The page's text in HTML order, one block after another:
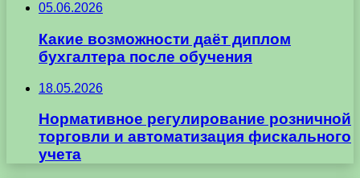
05.06.2026
Какие возможности даёт диплом
бухгалтера после обучения
18.05.2026
Нормативное регулирование розничной
торговли и автоматизация фискального
учета